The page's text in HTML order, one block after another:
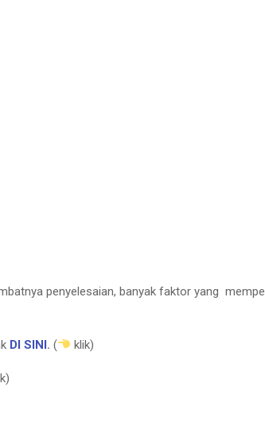
penyelesaian, banyak faktor yang
DI SINI. ( klik)